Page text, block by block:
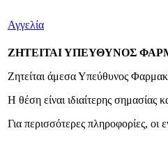
Αγγελία
ΖΗΤΕΙΤΑΙ ΥΠΕΥΘΥΝΟΣ
Ζητείται άμεσα Υπεύθυνος
Η θέση είναι ιδιαίτερης σημασίας
Για περισσότερες πληροφορίες,